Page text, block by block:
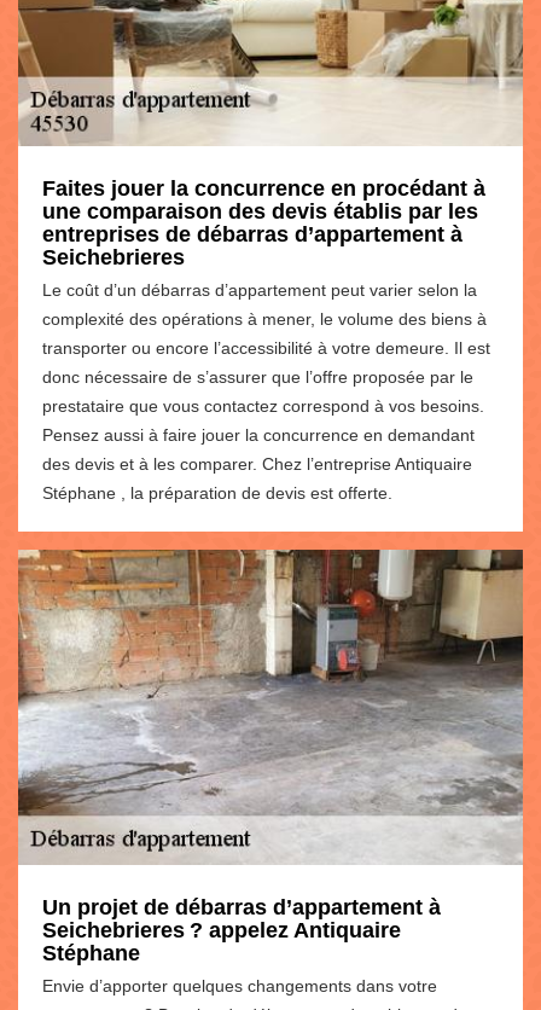
Faites jouer la concurrence en procédant à
une comparaison des devis établis par les
entreprises de débarras d’appartement à
Seichebrieres
Le coût d’un débarras d’appartement peut varier selon la
complexité des opérations à mener, le volume des biens à
transporter ou encore l’accessibilité à votre demeure. Il est
donc nécessaire de s’assurer que l’offre proposée par le
prestataire que vous contactez correspond à vos besoins.
Pensez aussi à faire jouer la concurrence en demandant
des devis et à les comparer. Chez l’entreprise Antiquaire
Stéphane , la préparation de devis est offerte.
Un projet de débarras d’appartement à
Seichebrieres ? appelez Antiquaire
Stéphane
Envie d’apporter quelques changements dans votre